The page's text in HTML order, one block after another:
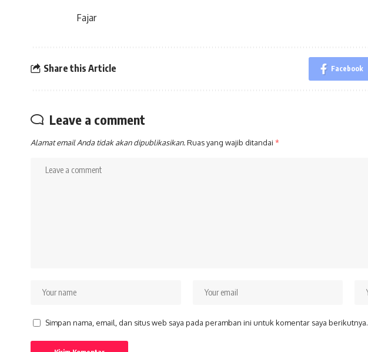
Fajar
Share this Article Facebook
Leave a comment
Alamat email Anda tidak akan dipublikasikan.Ruas yang wajib ditandai *
Simpan nama, email, dan situs web saya pada peramban ini untuk komentar saya berikutnya.